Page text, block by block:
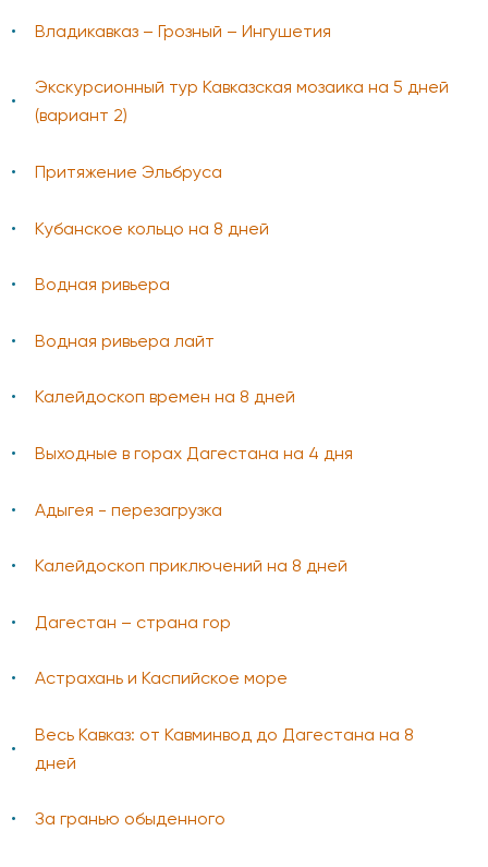
Владикавказ – Грозный – Ингушетия
Экскурсионный тур Кавказская мозаика на 5 дней
(вариант 2)
Притяжение Эльбруса
Кубанское кольцо на 8 дней
Водная ривьера
Водная ривьера лайт
Калейдоскоп времен на 8 дней
Выходные в горах Дагестана на 4 дня
Адыгея - перезагрузка
Калейдоскоп приключений на 8 дней
Дагестан – страна гор
Астрахань и Каспийское море
Весь Кавказ: от Кавминвод до Дагестана на 8
дней
За гранью обыденного